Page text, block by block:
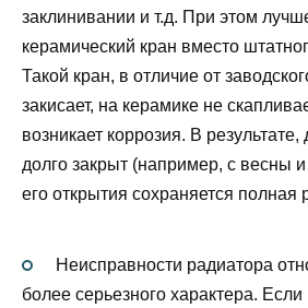
заклинивании и т.д. При этом
керамический кран вместо
Такой кран, в отличие от
закисает, на керамике не
возникает коррозия. В
долго закрыт (например, с весны
его открытия сохраняется полная
Неисправности радиатора
более серьезного характера. Если